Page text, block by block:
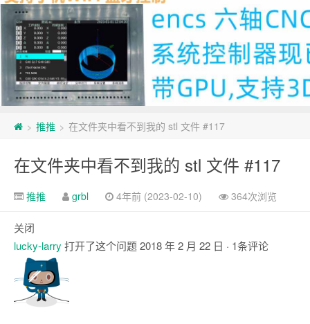
> 推推 > 在文件夹中看不到我的 stl 文件 #117
在文件夹中看不到我的 stl 文件 #117
推推 grbl 4年前 (2023-02-10) 364次浏览
关闭
lucky-larry 打开了这个问题2018 年 2 月 22 日 · 1条评论
评